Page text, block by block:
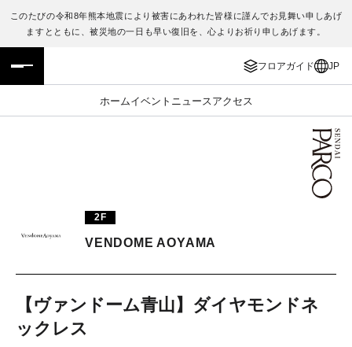
このたびの令和8年熊本地震により被害にあわれた皆様に謹んでお見舞い申しあげ
ますとともに、被災地の一日も早い復旧を、心よりお祈り申しあげます。
フロアガイド JP
ホームイベント ニュース アクセス
フロアガイド
施設案内・アクセス
TAX FREE
JP
ENGLISH
繁体字
日本語
2F
VENDOME AOYAMA
【ヴァンドーム青山】ダイヤモンドネ
ックレス